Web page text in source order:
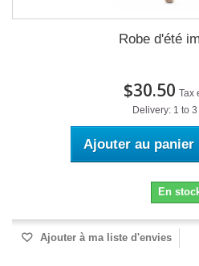
Robe d'été
$30.50 Tax
Delivery: 1 to
Ajouter au panier
En
Ajouter à ma liste d'envies